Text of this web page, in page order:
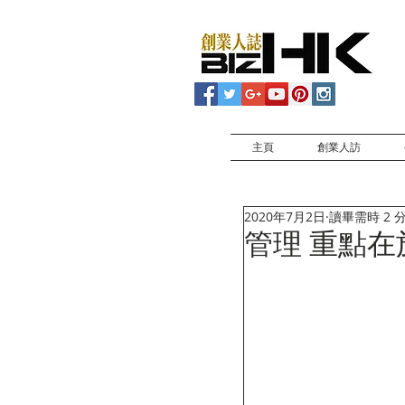
主頁 創業人訪
管理 重點在
2020年7月2日 讀畢需時 2